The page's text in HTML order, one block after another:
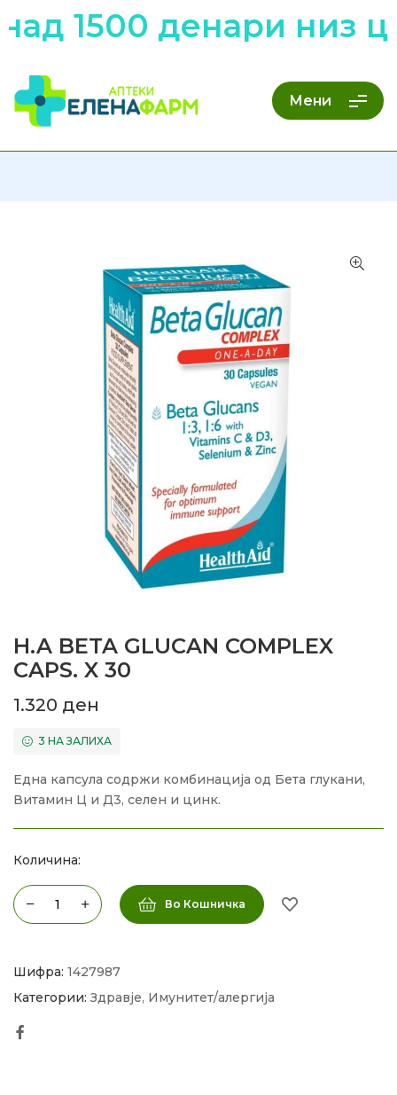
1500 денари низ
Мени
H.A BETA GLUCAN COMPLEX
CAPS. X 30
1.320 ден
3 НА ЗАЛИХА
Една капсула содржи комбинација од Бета глукани,
Витамин Ц и Д3, селен и цинк.
Количина:
Во Кошничка
Шифра: 1427987
Категории: Здравје, Имунитет/алергија